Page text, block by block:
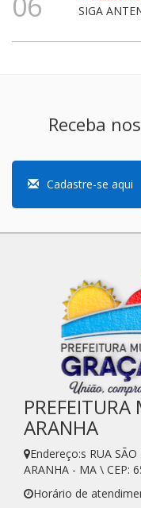
SIGA
Receba
Cadastre-se aqui
ARANHA
Endereço:s RUA
ARANHA - MA \ CEP:
Horário de